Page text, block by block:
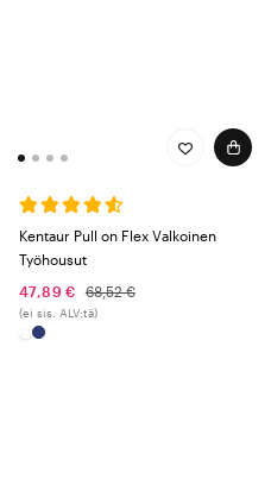
Kentaur Pull on Flex Valkoinen
Työhousut
47,89 €
68,52 €
(ei sis. ALV:tä)